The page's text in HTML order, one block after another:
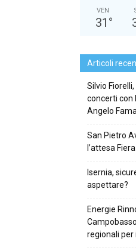
VEN
31 °
Articoli
Silvio
concerti con
Angelo
San Pietro
l’attesa
Isernia,
aspettare?
Energie
regionali per